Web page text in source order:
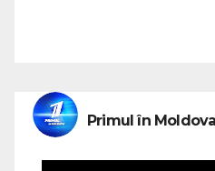
Primul în Moldova